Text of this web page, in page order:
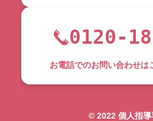
0120-
お電話でのお問い合わせは
©︎ 2022 個人指導